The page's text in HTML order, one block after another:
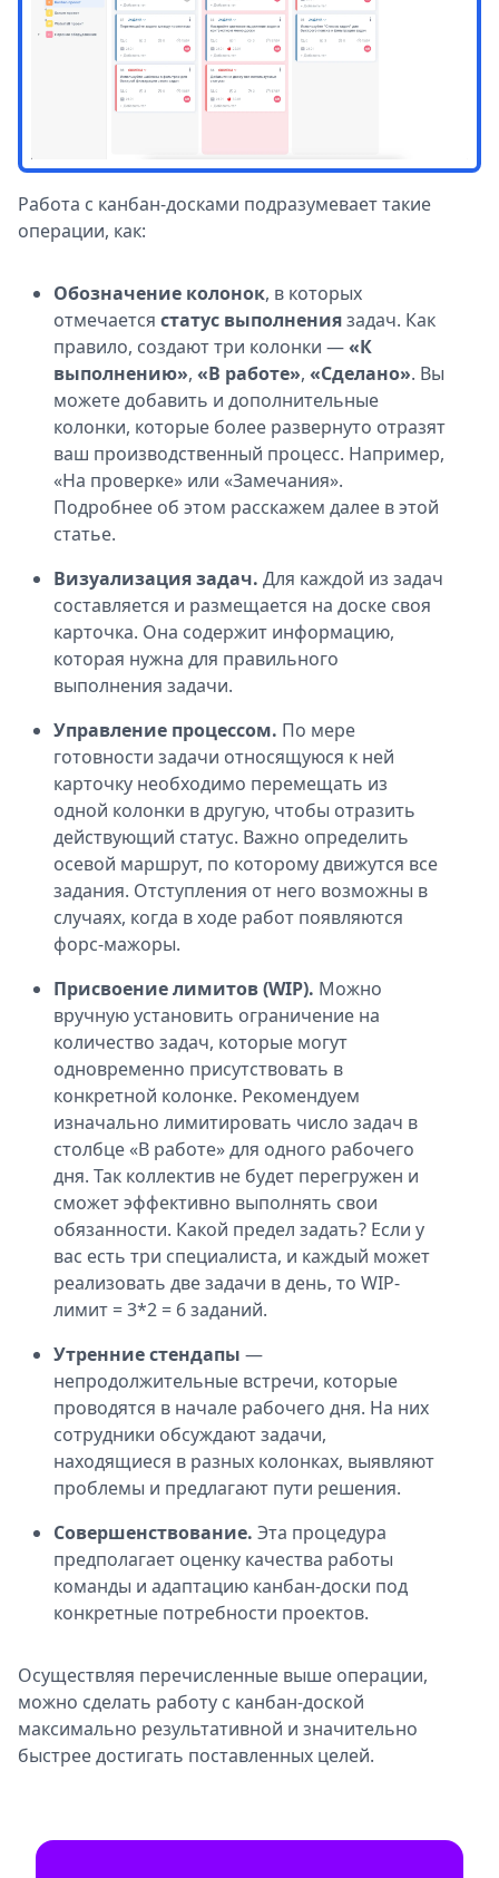
Работа с канбан-досками подразумевает такие
операции, как:
Обозначение колонок, в которых
отмечается статус выполнениязадач. Как
правило, создают три колонки —«К
выполнению», «В работе», «Сделано». Вы
можете добавить и дополнительные
колонки, которые более развернуто отразят
ваш производственный процесс. Например,
«На проверке» или «Замечания».
Подробнее об этом расскажем далее в этой
статье.
Визуализация задач. Для каждой из задач
составляется и размещается на доске своя
карточка. Она содержит информацию,
которая нужна для правильного
выполнения задачи.
Управление процессом. По мере
готовности задачи относящуюся к ней
карточку необходимо перемещать из
одной колонки в другую, чтобы отразить
действующий статус. Важно определить
осевой маршрут, по которому движутся все
задания. Отступления от него возможны в
случаях, когда в ходе работ появляются
форс-мажоры.
Присвоение лимитов (WIP). Можно
вручную установить ограничение на
количество задач, которые могут
одновременно присутствовать в
конкретной колонке. Рекомендуем
изначально лимитировать число задач в
столбце «В работе» для одного рабочего
дня. Так коллектив не будет перегружен и
сможет эффективно выполнять свои
обязанности. Какой предел задать? Если у
вас есть три специалиста, и каждый может
реализовать две задачи в день, то WIP-
лимит = 3*2 = 6 заданий.
Утренние стендапы —
непродолжительные встречи, которые
проводятся в начале рабочего дня. На них
сотрудники обсуждают задачи,
находящиеся в разных колонках, выявляют
проблемы и предлагают пути решения.
Совершенствование. Эта процедура
предполагает оценку качества работы
команды и адаптацию канбан-доски под
конкретные потребности проектов.
Осуществляя перечисленные выше операции,
можно сделать работу с канбан-доской
максимально результативной и значительно
быстрее достигать поставленных целей.